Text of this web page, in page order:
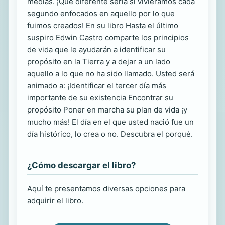
segundo enfocados en aquello por lo que
fuimos creados! En su libro Hasta el último
suspiro Edwin Castro comparte los principios
de vida que le ayudarán a identificar su
propósito en la Tierra y a dejar a un lado
aquello a lo que no ha sido llamado. Usted será
animado a: ¡Identificar el tercer día más
importante de su existencia Encontrar su
propósito Poner en marcha su plan de vida ¡y
mucho más! El día en el que usted nació fue un
día histórico, lo crea o no. Descubra el porqué.
¿Cómo descargar el libro?
Aquí te presentamos diversas opciones para
adquirir el libro.